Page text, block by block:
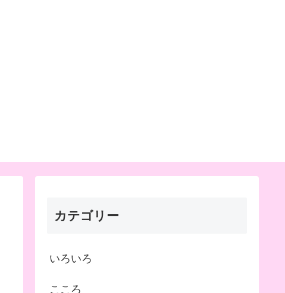
カテゴリー
いろいろ
こころ